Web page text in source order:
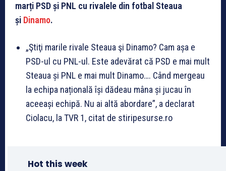
marți PSD și PNL cu rivalele din fotbal Steaua
și Dinamo.
„Ştiţi marile rivale Steaua şi Dinamo? Cam așa e
PSD-ul cu PNL-ul. Este adevărat că PSD e mai mult
Steaua și PNL e mai mult Dinamo…. Când mergeau
la echipa națională își dădeau mâna și jucau în
aceeași echipă. Nu ai altă abordare”, a declarat
Ciolacu, la TVR 1, citat de stiripesurse.ro
Hot this week